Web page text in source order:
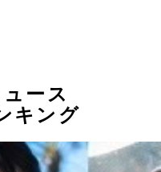
ース
キング